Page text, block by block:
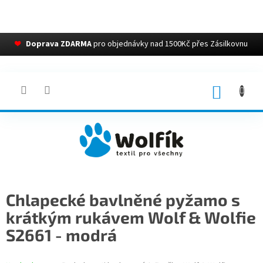
❤ Doprava ZDARMApro objednávky nad 1500Kč přes Zásilkovnu
Chlapecké bavlněné pyžamo s
krátkým rukávem Wolf & Wolfie
S2661 - modrá